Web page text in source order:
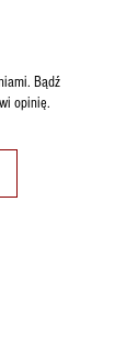
Bądź
opinię.